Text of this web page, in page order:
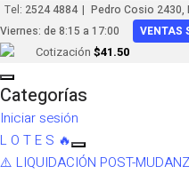
Tel: 2524 4884 | Pedro Cosio 2430,
Viernes: de 8:15 a 17:00
VENTAS
Cotización $41.50
Categorías
Iniciar sesión
L O T E S 🔥
⚠️ LIQUIDACIÓN POST-